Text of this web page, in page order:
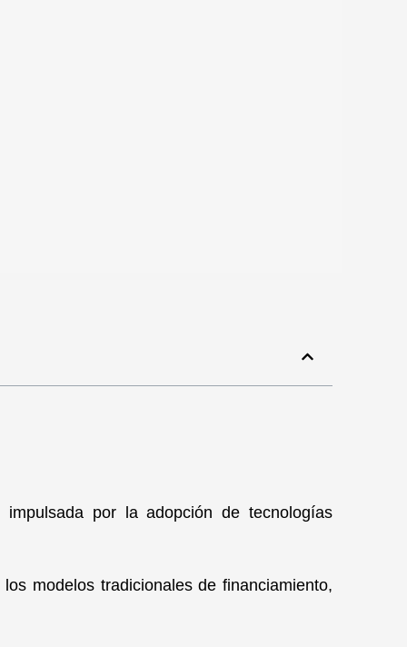
por la adopción de tecnologías
modelos tradicionales de financiamiento,